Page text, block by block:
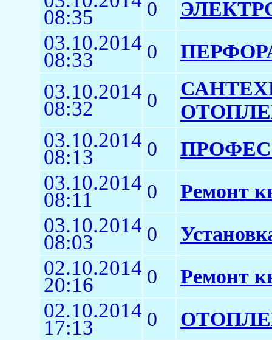
08:35 0
03.10.2014
08:33 0
03.10.2014
08:32 0
03.10.2014
08:13 0
03.10.2014
08:11 0 Ремонт
03.10.2014
08:03 0
02.10.2014
20:16 0 Ремонт
02.10.2014
17:13 0